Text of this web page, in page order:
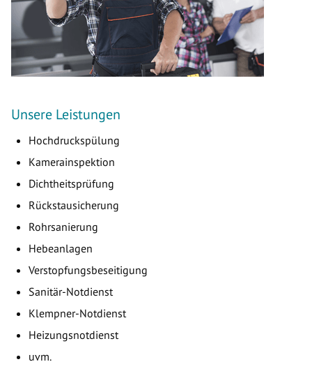
Unsere Leistungen
Hochdruckspülung
Kamerainspektion
Dichtheitsprüfung
Rückstausicherung
Rohrsanierung
Hebeanlagen
Verstopfungsbeseitigung
Sanitär-Notdienst
Klempner-Notdienst
Heizungsnotdienst
uvm.